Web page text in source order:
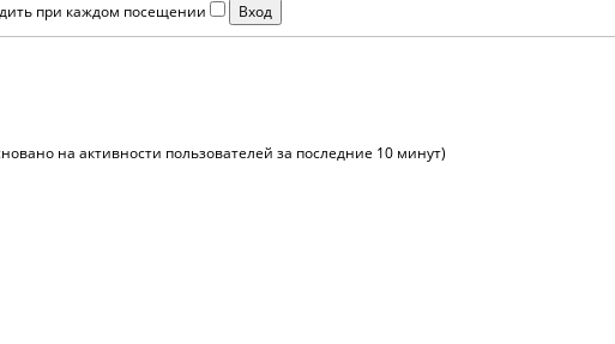
при каждом посещении
на активности пользователей за последние 10 минут)